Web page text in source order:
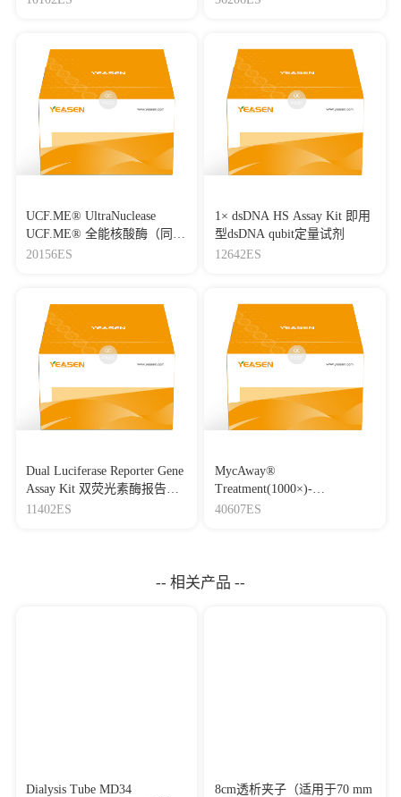
UCF.ME® UltraNuclease
UCF.ME® 全能核酸酶（同
Benzonase）
20156ES
1× dsDNA HS Assay Kit 即用
型dsDNA qubit定量试剂
12642ES
Dual Luciferase Reporter Gene
Assay Kit 双荧光素酶报告基
因检测试剂盒
11402ES
MycAway®
Treatment(1000×)-
Mycoplasma Elimination
40607ES
-- 相关产品 --
Dialysis Tube MD34
8cm透析夹子（适用于70 mm